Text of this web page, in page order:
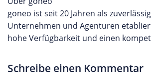
goneo ist seit 20 Jahren als
Unternehmen und Agenturen
hohe Verfügbarkeit und einen
Schreibe einen Kommentar